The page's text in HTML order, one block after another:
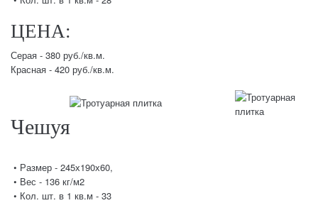
ЦЕНА:
Серая - 380 руб./кв.м.
Красная - 420 руб./кв.м.
Чешуя
• Размер - 245х190х60,
• Вес - 136 кг/м2
• Кол. шт. в 1 кв.м - 33